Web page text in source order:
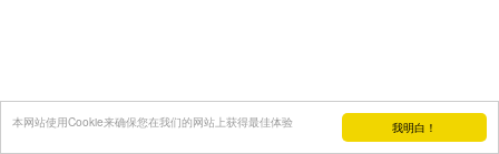
我明白！
本网站使用Cookie来确保您在我们的网站上获得最佳体验